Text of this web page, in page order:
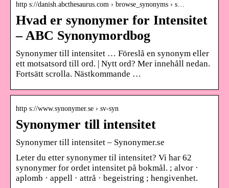
http s://danish.abcthesaurus.com › browse_synonyms › s…
Hvad er synonymer for Intensitet
– ABC Synonymordbog
Synonymer till intensitet … Föreslå en synonym eller
ett motsatsord till ord. | Nytt ord? Mer innehåll nedan.
Fortsätt scrolla. Nästkommande …
http s://www.synonymer.se › sv-syn
Synonymer till intensitet
Synonymer till intensitet – Synonymer.se
Leter du etter synonymer til intensitet? Vi har 62
synonymer for ordet intensitet på bokmål. ; alvor ·
aplomb · appell · attrå · begeistring ; hengivenhet.